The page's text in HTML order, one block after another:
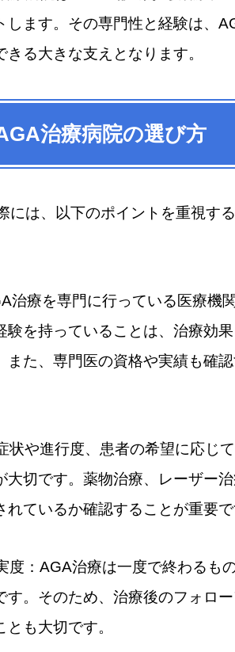
します。その専門性と経験は、
る大きな支えとなります。
治療病院の選び方
には、以下のポイントを重視す
治療を専門に行っている医療機
験を持っていることは、治療効
また、専門医の資格や実績も確
状や進行度、患者の希望に応じ
大切です。薬物治療、レーザー治
ているか確認することが重要で
度：AGA治療は一度で終わるも
す。そのため、治療後のフォロ
も大切です。